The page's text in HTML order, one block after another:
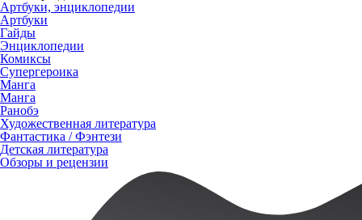
Артбуки, энциклопедии
Артбуки
Гайды
Энциклопедии
Комиксы
Супергероика
Манга
Манга
Ранобэ
Художественная литература
Фантастика / Фэнтези
Детская литература
Обзоры и рецензии